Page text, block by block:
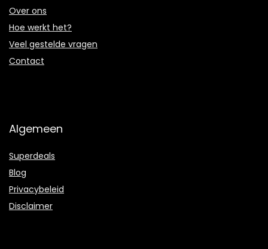
Over ons
Hoe werkt het?
Veel gestelde vragen
Contact
Algemeen
Superdeals
Blog
Privacybeleid
Disclaimer